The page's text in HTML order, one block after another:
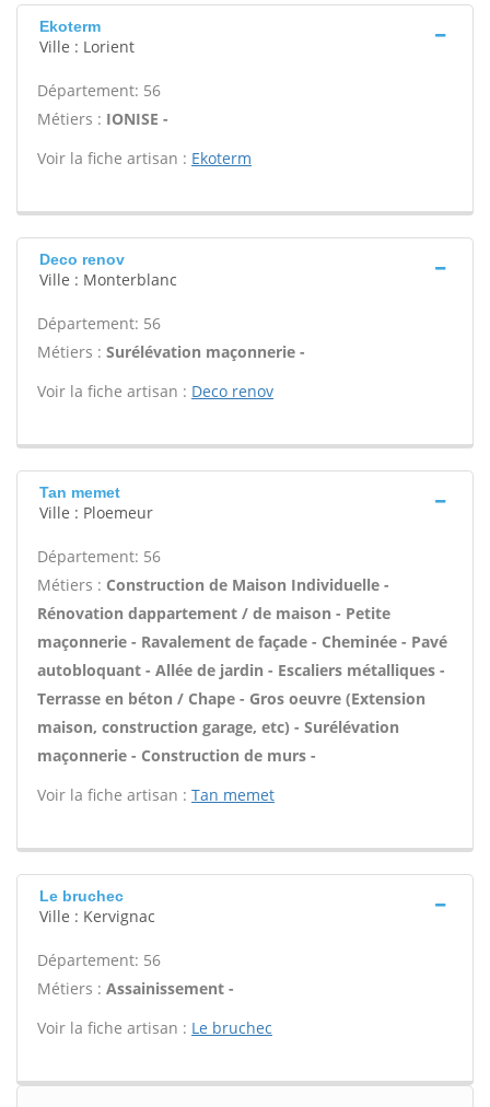
Ekoterm
Ville : Lorient
Département: 56
Métiers : IONISE -
Voir la fiche artisan : Ekoterm
Deco renov
Ville : Monterblanc
Département: 56
Métiers : Surélévation maçonnerie -
Voir la fiche artisan : Deco renov
Tan memet
Ville : Ploemeur
Département: 56
Métiers : Construction de Maison Individuelle -
Rénovation dappartement / de maison - Petite
maçonnerie - Ravalement de façade - Cheminée - Pavé
autobloquant - Allée de jardin - Escaliers métalliques -
Terrasse en béton / Chape - Gros oeuvre (Extension
maison, construction garage, etc) - Surélévation
maçonnerie - Construction de murs -
Voir la fiche artisan : Tan memet
Le bruchec
Ville : Kervignac
Département: 56
Métiers : Assainissement -
Voir la fiche artisan : Le bruchec